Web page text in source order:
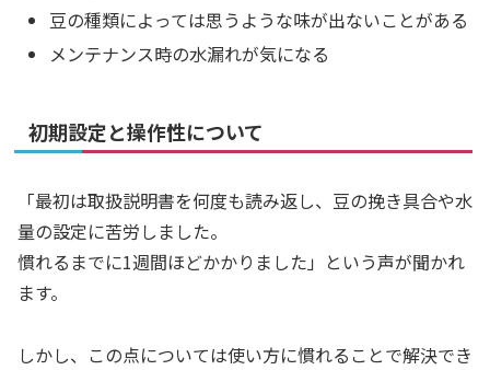
豆の種類によっては思うような味が出ないことがある
メンテナンス時の水漏れが気になる
初期設定と操作性について
「最初は取扱説明書を何度も読み返し、豆の挽き具合や水
量の設定に苦労しました。
慣れるまでに1週間ほどかかりました」という声が聞かれ
ます。
しかし、この点については使い方に慣れることで解決でき